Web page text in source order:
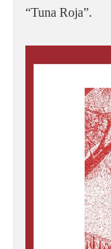
“Tuna Roja”.